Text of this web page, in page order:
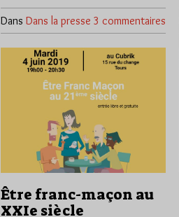
Dans Dans la presse 3 commentaires
Être franc-maçon au
XXIe siècle